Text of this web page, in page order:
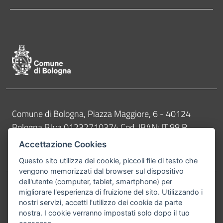
Contatti
Comune di Bologna, Piazza Maggiore, 6 - 40124
Bologna P.Iva 01232710374 Cod. IBAN: IT 88 R
02008 02435 000020067156
Telefono:051203040
Accessibilità Carta dei valori
Informativa sul trattamento dei dati personali Note legali
Accettazione Cookies
Questo sito utilizza dei cookie, piccoli file di testo che
vengono memorizzati dal browser sul dispositivo
dell'utente (computer, tablet, smartphone) per
migliorare l'esperienza di fruizione del sito. Utilizzando i
nostri servizi, accetti l'utilizzo dei cookie da parte
nostra. I cookie verranno impostati solo dopo il tuo